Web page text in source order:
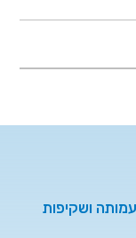
ושקיפות